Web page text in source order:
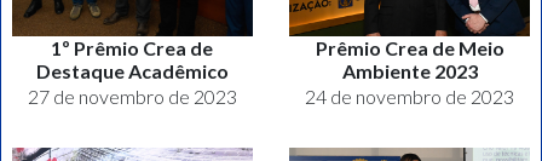
1º Prêmio Crea de
Destaque Acadêmico
27 de novembro de 2023
Prêmio Crea de Meio
Ambiente 2023
24 de novembro de 2023